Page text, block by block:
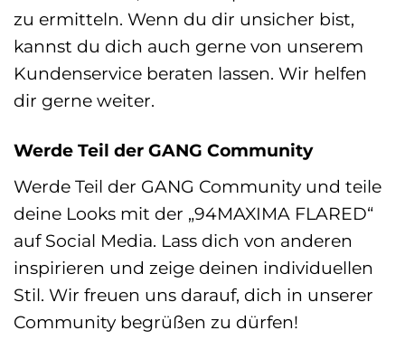
zu ermitteln. Wenn du dir unsicher bist,
kannst du dich auch gerne von unserem
Kundenservice beraten lassen. Wir helfen
dir gerne weiter.
Werde Teil der GANG Community
Werde Teil der GANG Community und teile
deine Looks mit der „94MAXIMA FLARED“
auf Social Media. Lass dich von anderen
inspirieren und zeige deinen individuellen
Stil. Wir freuen uns darauf, dich in unserer
Community begrüßen zu dürfen!